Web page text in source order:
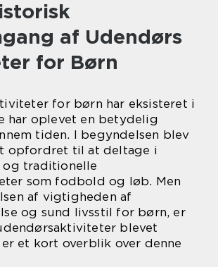
af Udendørs
for Børn
for børn har eksisteret i
har oplevet en betydelig
tiden. I begyndelsen blev
opfordret til at deltage i
og traditionelle
som fodbold og løb. Men
af vigtigheden af
og sund livsstil for børn, er
blevet
et kort overblik over denne